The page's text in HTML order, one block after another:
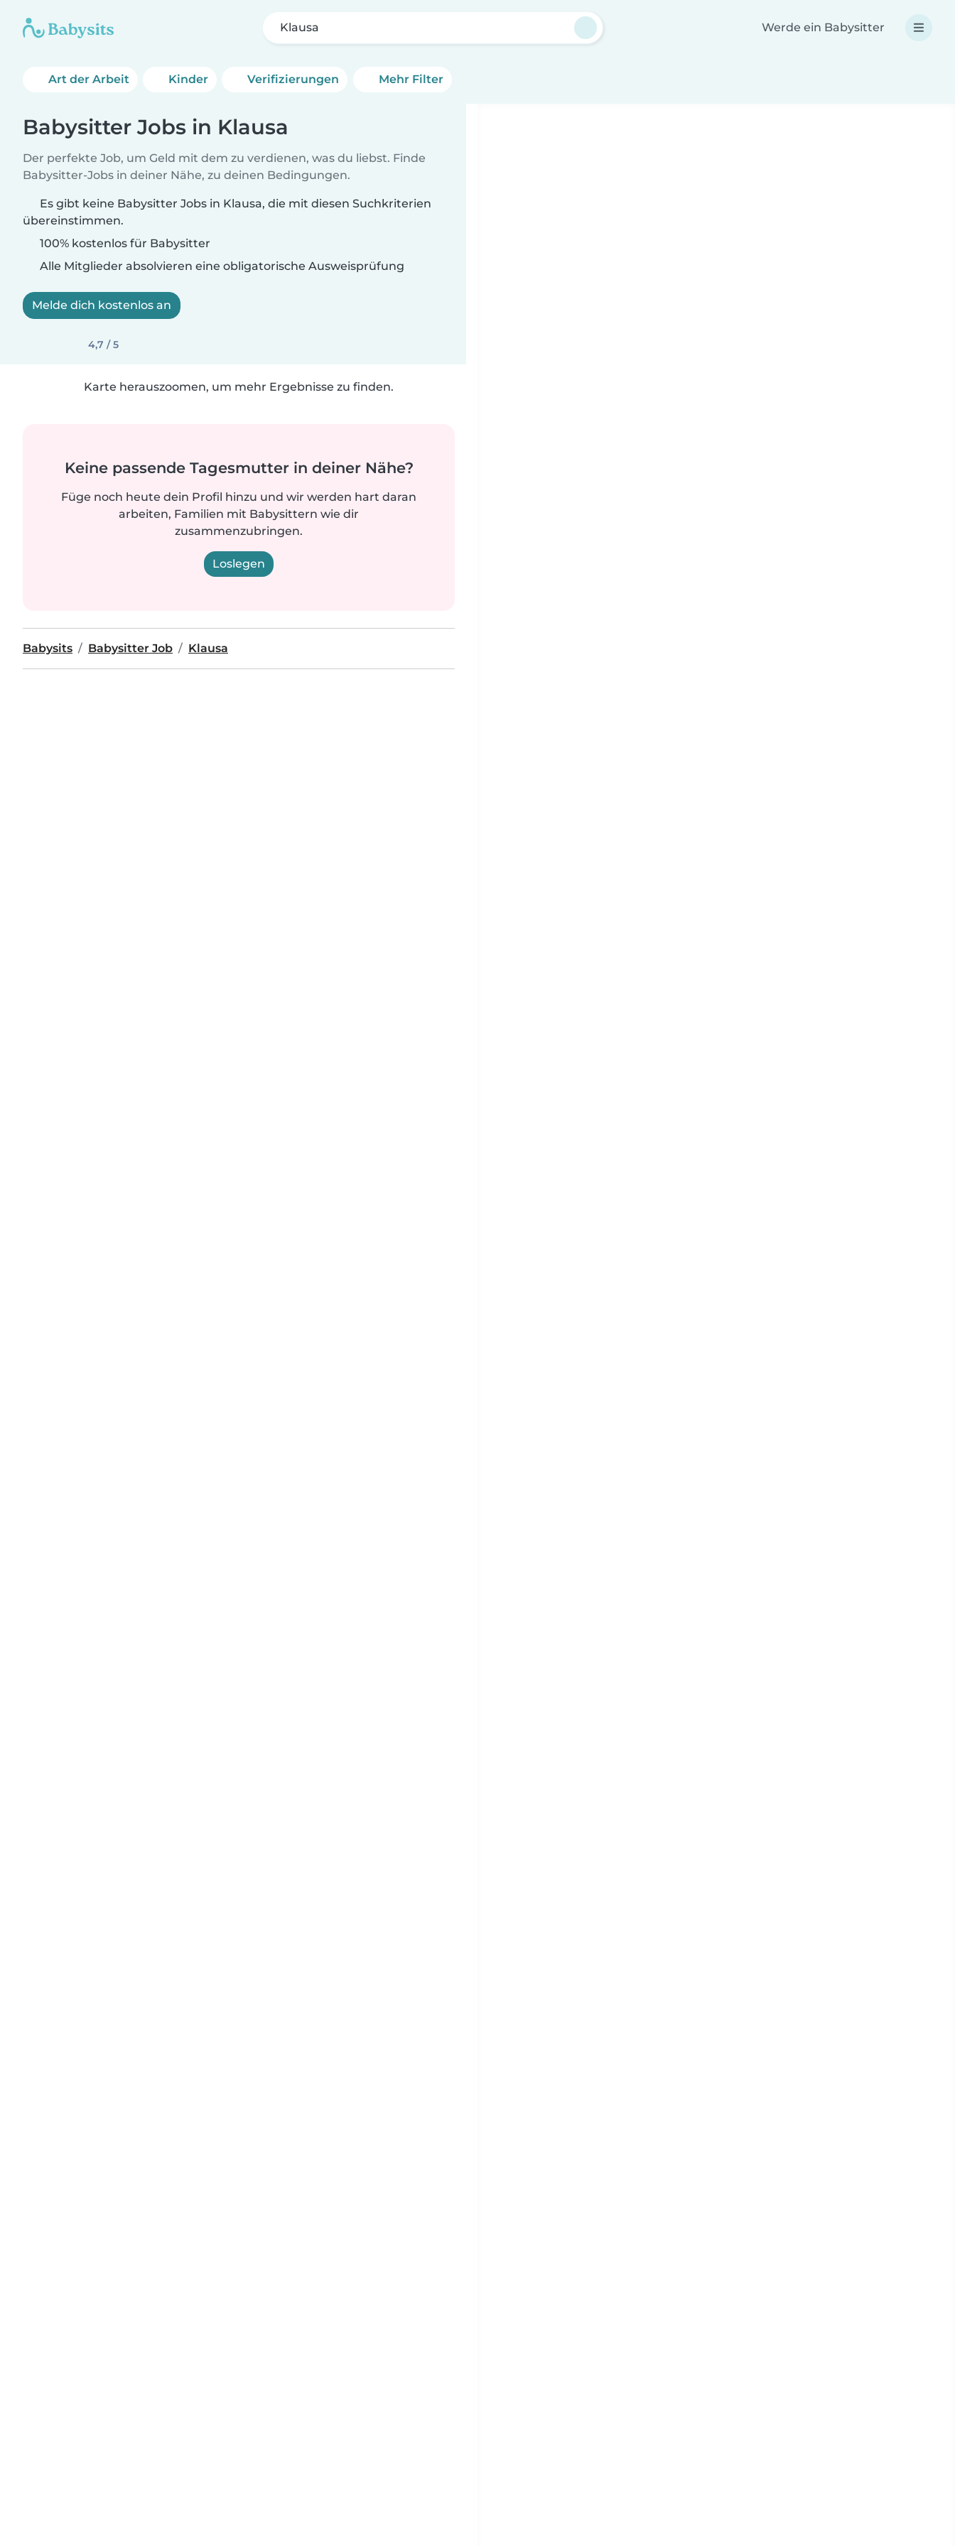
Klausa Werde ein Babysitter
Art der Arbeit Kinder Verifizierungen Mehr Filter
Babysitter Jobs in Klausa
Der perfekte Job, um Geld mit dem zu verdienen, was du liebst. Finde
Babysitter-Jobs in deiner Nähe, zu deinen Bedingungen.
Es gibt keine Babysitter Jobs in Klausa, die mit diesen Suchkriterien
übereinstimmen.
100% kostenlos für Babysitter
Alle Mitglieder absolvieren eine obligatorische Ausweisprüfung
Melde dich kostenlos an
4,7 / 5
Karte herauszoomen, um mehr Ergebnisse zu finden.
Keine passende Tagesmutter in deiner Nähe?
Füge noch heute dein Profil hinzu und wir werden hart daran
arbeiten, Familien mit Babysittern wie dir
zusammenzubringen.
Loslegen
Babysits Babysitter Job Klausa